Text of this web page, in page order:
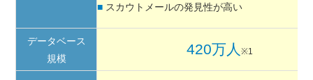
■ スカウトメールの発見性が高い
データベース
規模
420万人 ※1